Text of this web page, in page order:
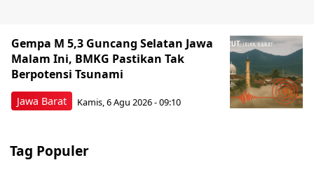
Jawa Barat
Gempa M 5,3 Guncang Selatan Jawa
Malam Ini, BMKG Pastikan Tak
Berpotensi Tsunami
Kamis, 6 Agu 2026 - 09:10
Tag Populer